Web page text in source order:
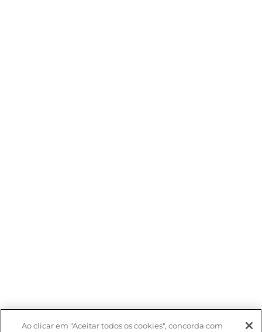
Ao clicar em "Aceitar todos os cookies", concorda com